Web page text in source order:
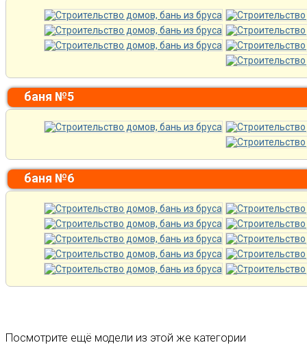
баня №5
баня №6
Посмотрите ещё модели из этой же категории